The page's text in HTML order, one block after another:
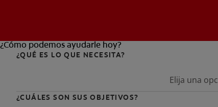
¿Cómo podemos ayudarle hoy?
¿QUÉ ES LO QUE NECESITA?
Elija una
¿CUÁLES SON SUS OBJETIVOS?